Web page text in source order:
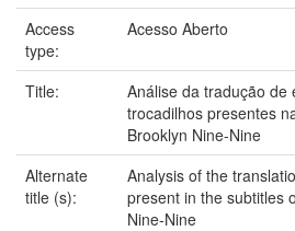
Access
type:
Acesso Aberto
Title:
Análise da tradução de
trocadilhos presentes
Brooklyn Nine-Nine
Alternate
title (s):
Analysis of the
present in the subtitles
Nine-Nine